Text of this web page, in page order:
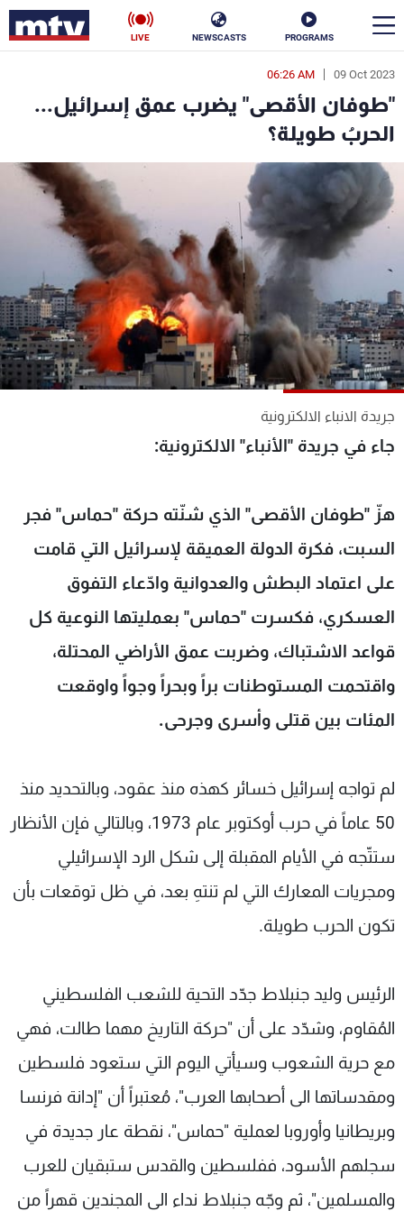
PROGRAMS
NEWSCASTS
LIVE
09 Oct 2023
06:26 AM
"طوفان الأقصى" يضرب عمق إسرائيل...
الحربُ طويلة؟
جريدة الانباء الالكترونية
جاء في جريدة "الأنباء" الالكترونية:
هزّ "طوفان الأقصى" الذي شنّته حركة "حماس" فجر
السبت، فكرة الدولة العميقة لإسرائيل التي قامت
على اعتماد البطش والعدوانية وادّعاء التفوق
العسكري، فكسرت "حماس" بعمليتها النوعية كل
قواعد الاشتباك، وضربت عمق الأراضي المحتلة،
واقتحمت المستوطنات براً وبحراً وجواً واوقعت
المئات بين قتلى وأسرى وجرحى.
لم تواجه إسرائيل خسائر كهذه منذ عقود، وبالتحديد منذ
50 عاماً في حرب أوكتوبر عام 1973، وبالتالي فإن الأنظار
ستتّجه في الأيام المقبلة إلى شكل الرد الإسرائيلي
ومجريات المعارك التي لم تنتهِ بعد، في ظل توقعات بأن
تكون الحرب طويلة.
الرئيس وليد جنبلاط جدّد التحية للشعب الفلسطيني
المُقاوم، وشدّد على أن "حركة التاريخ مهما طالت، فهي
مع حرية الشعوب وسيأتي اليوم التي ستعود فلسطين
ومقدساتها الى أصحابها العرب"، مُعتبراً أن "إدانة فرنسا
وبريطانيا وأوروبا لعملية "حماس"، نقطة عار جديدة في
سجلهم الأسود، ففلسطين والقدس ستبقيان للعرب
والمسلمين"، ثم وجّه جنبلاط نداء الى المجندين قهراً من
en
الأخبار
سياسة ناس
إقتصاد
منوعات رياضة
كأس العالم
البرامج
شاهد البرامج
الترددات
عن MTV
الإنـتـاج
لاعلاناتكم
وظائف
تواصل معنا
شروط الإسـتخدام
سياسة الخصوصية